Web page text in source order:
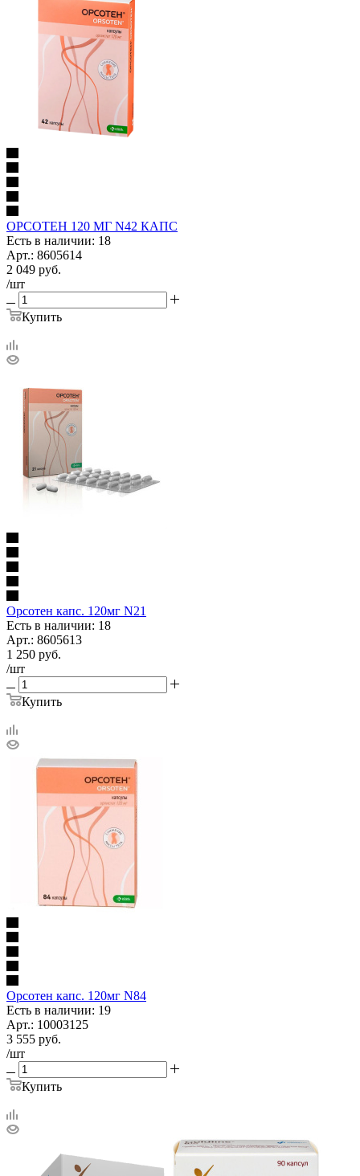
ОРСОТЕН 120 МГ N42 КАПС
Есть в наличии: 18
Арт.: 8605614
2 049 руб.
/шт
Купить
Орсотен капс. 120мг N21
Есть в наличии: 18
Арт.: 8605613
1 250 руб.
/шт
Купить
Орсотен капс. 120мг N84
Есть в наличии: 19
Арт.: 10003125
3 555 руб.
/шт
Купить